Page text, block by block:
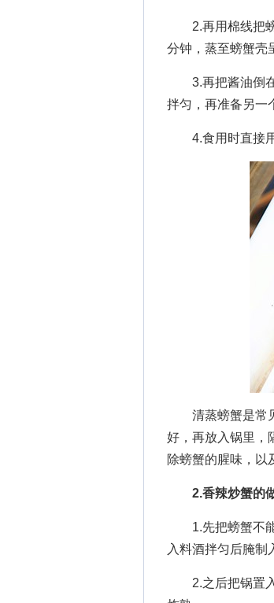
2.再用棉线把螃
分钟，蒸至螃蟹壳
3.再把酱油倒在
拌匀，再准备另一
4.食用时直接用
清蒸螃蟹是常见
好，再放入锅里，
除螃蟹的腥味，以
2.香辣炒蟹的
1.先把螃蟹不能
入料酒拌匀后腌制
2.之后把锅置入